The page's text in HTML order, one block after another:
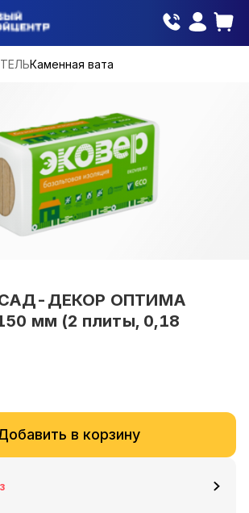
Каменная вата
ДЕКОР ОПТИМА
мм (2 плиты, 0,18
в корзину